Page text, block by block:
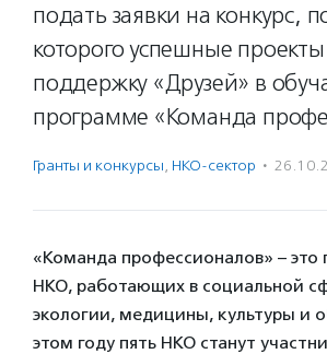
подать заявки на конкурс,
которого успешные
поддержку «Друзей» в
программе «Команда
Гранты и конкурсы, НКО-сектор ·
«Команда профессионалов» – это
НКО, работающих в социальной
экологии, медицины, культуры и
этом году пять НКО станут